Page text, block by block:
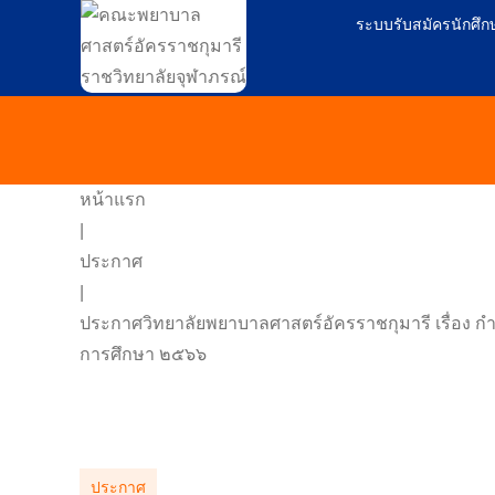
ระบบรับสมัครนักศึก
หน้าแรก
ประกาศ
ประกาศวิทยาลัยพยาบาลศาสตร์อัครราชกุมารี เรื่อง
การศึกษา ๒๕๖๖
ประกาศ